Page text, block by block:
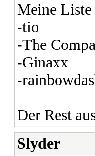
Meine Liste
-tio
-The
-Ginaxx
-
Der Rest
Slyder